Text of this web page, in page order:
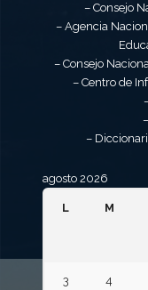
– Consejo
– Agencia
– Consejo
– Centro de
–
agosto 2026
L M
3 4